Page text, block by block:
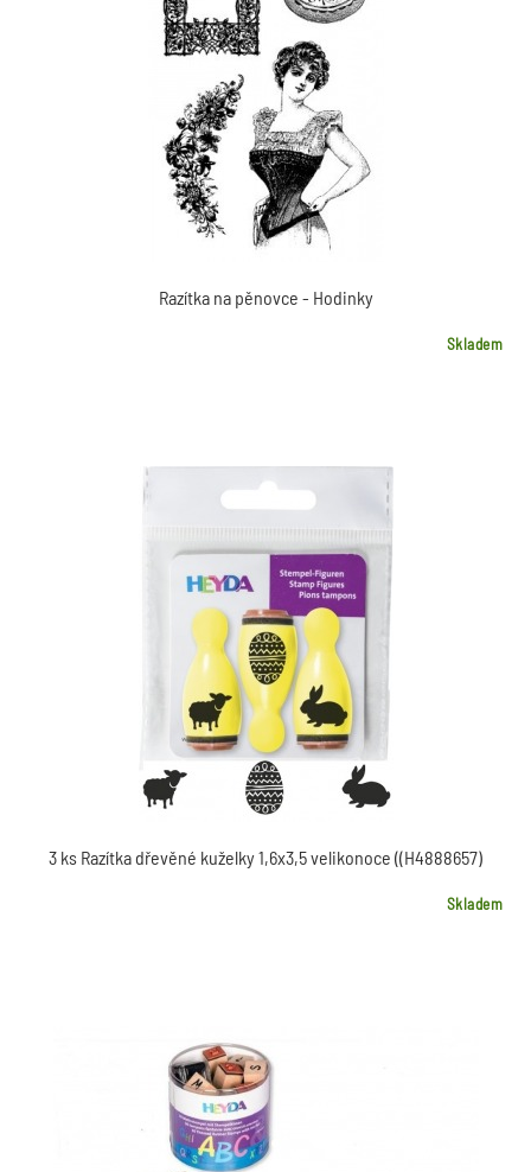
Razítka na pěnovce - Hodinky
Skladem
3 ks Razítka dřevěné kuželky 1,6x3,5 velikonoce ((H4888657)
Skladem